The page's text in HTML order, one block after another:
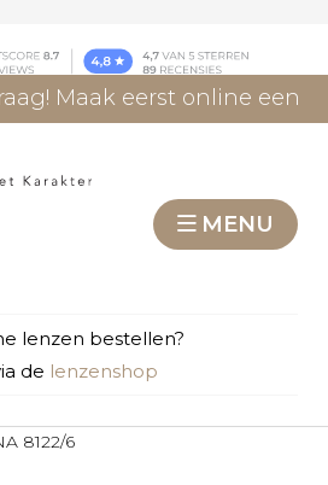
Maak eerst online een
MENU
lenzen bestellen?
de lenzenshop
8122/6